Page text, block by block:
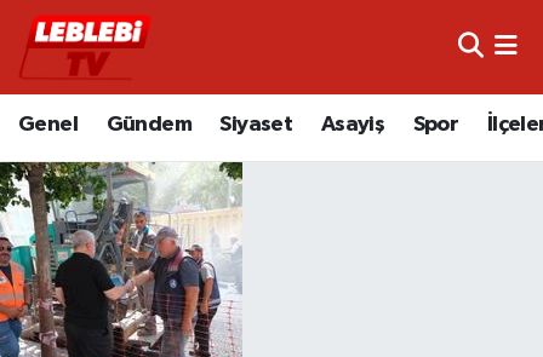
Genel Gündem Siyaset Asayiş Spor
Hava Durumu
Trafik Durumu
Süper Lig Puan Durumu ve Fikstür
Tüm Manşetler